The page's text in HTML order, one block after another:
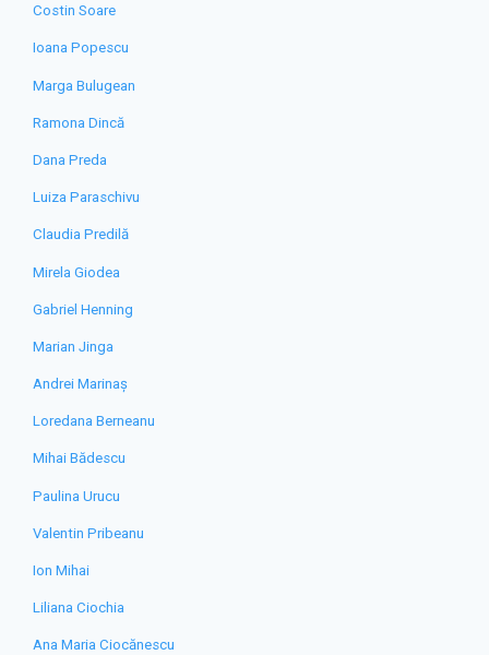
Costin Soare
Ioana Popescu
Marga Bulugean
Ramona Dincă
Dana Preda
Luiza Paraschivu
Claudia Predilă
Mirela Giodea
Gabriel Henning
Marian Jinga
Andrei Marinaș
Loredana Berneanu
Mihai Bădescu
Paulina Urucu
Valentin Pribeanu
Ion Mihai
Liliana Ciochia
Ana Maria Ciocănescu